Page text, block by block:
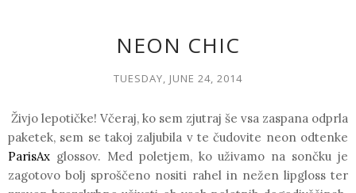
NEON CHIC
TUESDAY, JUNE 24, 2014
Živjo lepotičke! Včeraj, ko sem zjutraj še vsa zaspana odprla
paketek, sem se takoj zaljubila v te čudovite neon odtenke
ParisAx glossov. Med poletjem, ko uživamo na sončku je
zagotovo bolj sproščeno nositi rahel in nežen lipgloss ter